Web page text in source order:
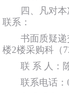
四、凡对
联系：
书面质疑
楼2楼采购科（
联 系 人：
联系电话：